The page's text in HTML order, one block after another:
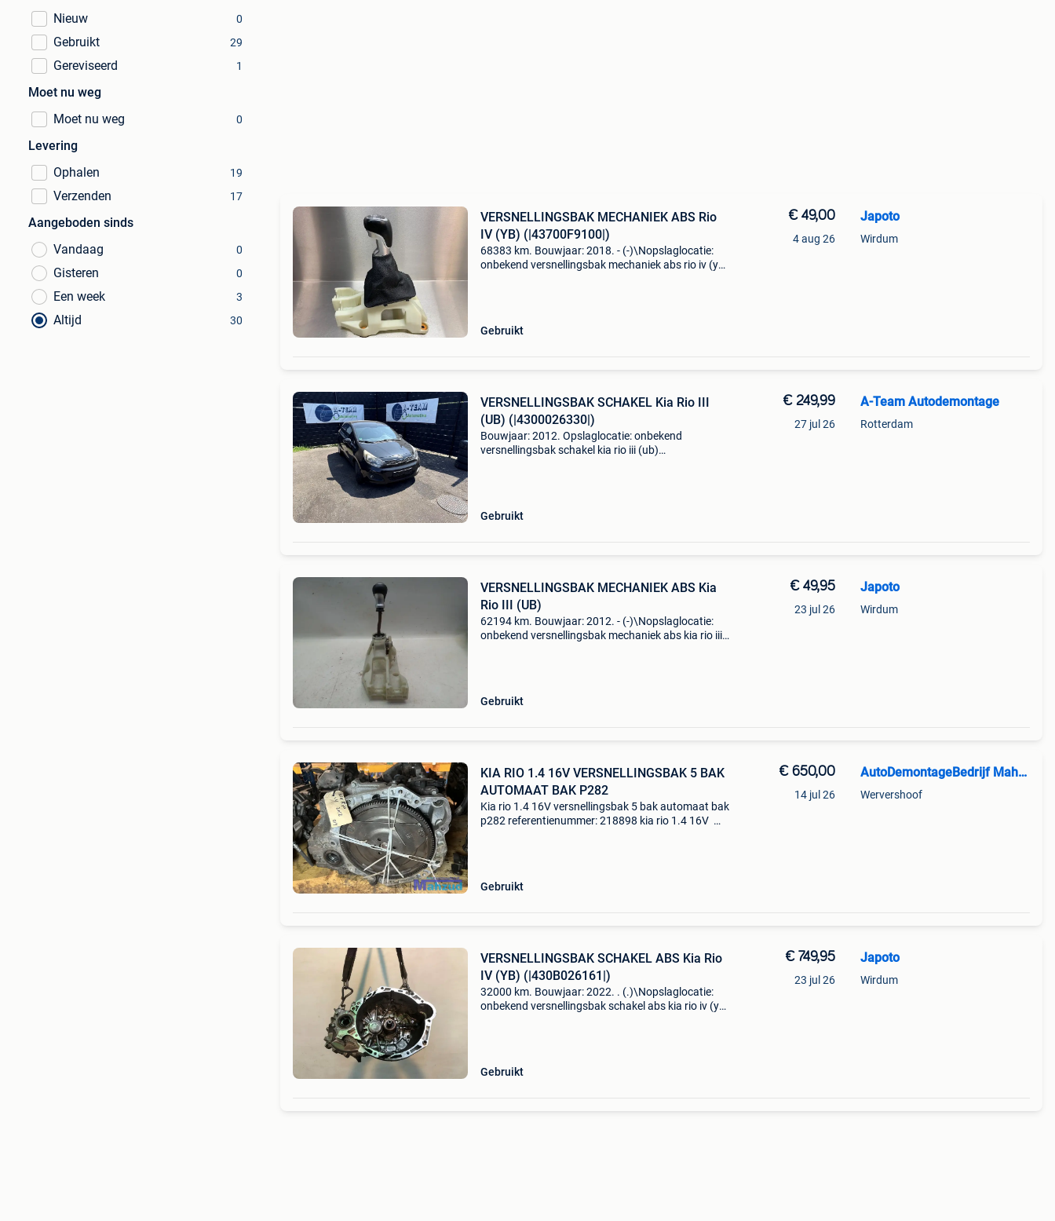
Nieuw
0
Gebruikt 29
Gereviseerd 1
Moet nu weg
Moet nu weg
0
Levering
Ophalen
19
Verzenden 17
Aangeboden sinds
Vandaag
0
Gisteren 0
Een week 3
Altijd 30
VERSNELLINGSBAK MECHANIEK ABS Rio
IV (YB) (|43700F9100|)
68383 km. Bouwjaar: 2018. - (-)\Nopslaglocatie:
onbekend versnellingsbak mechaniek abs rio iv (yb)
Gebruikt
€ 49,00
4 aug 26
Japoto
Wirdum
VERSNELLINGSBAK SCHAKEL Kia Rio III
(UB) (|4300026330|)
Bouwjaar: 2012. Opslaglocatie: onbekend
versnellingsbak schakel kia rio iii (ub)
Gebruikt
€ 249,99
27 jul 26
A-Team Autodemontage
Rotterdam
VERSNELLINGSBAK MECHANIEK ABS Kia
Rio III (UB)
62194 km. Bouwjaar: 2012. - (-)\Nopslaglocatie:
onbekend versnellingsbak mechaniek abs kia rio iii
Gebruikt
€ 49,95
23 jul 26
Japoto
Wirdum
KIA RIO 1.4 16V VERSNELLINGSBAK 5 BAK
AUTOMAAT BAK P282
Kia rio 1.4 16V versnellingsbak 5 bak automaat bak
p282 referentienummer: 218898 kia rio 1.4 16V
Gebruikt
€ 650,00
14 jul 26
AutoDemontageBedrijf Mahzud
Wervershoof
VERSNELLINGSBAK SCHAKEL ABS Kia Rio
IV (YB) (|430B026161|)
32000 km. Bouwjaar: 2022. . (.)\Nopslaglocatie:
onbekend versnellingsbak schakel abs kia rio iv (yb)
Gebruikt
€ 749,95
23 jul 26
Japoto
Wirdum